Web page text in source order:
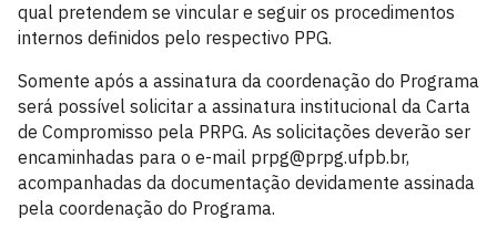
qual pretendem se vincular e seguir os procedimentos
internos definidos pelo respectivo PPG.
Somente após a assinatura da coordenação do Programa
será possível solicitar a assinatura institucional da Carta
de Compromisso pela PRPG. As solicitações deverão ser
encaminhadas para o e-mail prpg@prpg.ufpb.br,
acompanhadas da documentação devidamente assinada
pela coordenação do Programa.